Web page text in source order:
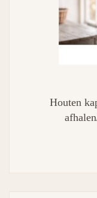
Houten